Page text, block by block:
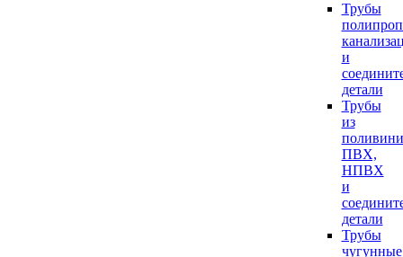
Трубы
и
детали
Трубы
из
ПВХ,
НПВХ
и
детали
Трубы
чугунные